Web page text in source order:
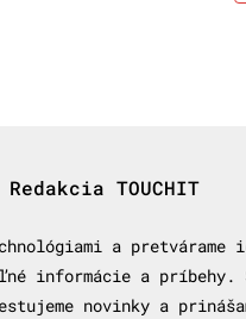
Redakcia TOUCHIT
a pretvárame
informácie a príbehy.
novinky a